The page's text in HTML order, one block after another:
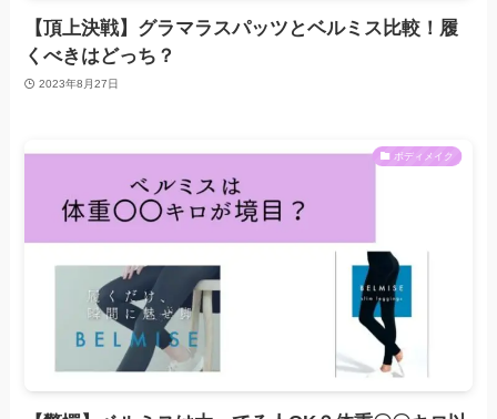
【頂上決戦】グラマラスパッツとベルミス比較！履
くべきはどっち？
2023年8月27日
ボディメイク